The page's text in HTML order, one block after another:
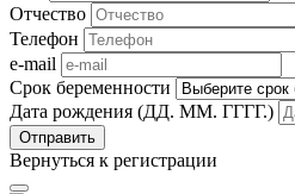
Отчество
Телефон
e-mail
Срок беременности
Дата рождения (ДД. ММ. ГГГГ.)
Вернуться к регистрации